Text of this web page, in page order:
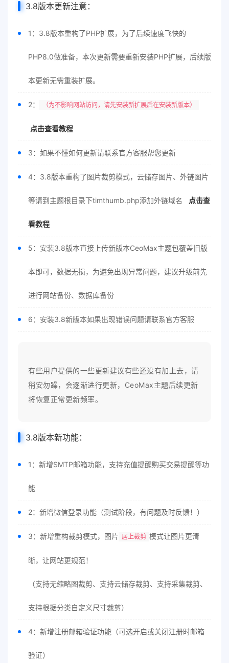
3.8版本更新注意：
1：3.8版本重构了PHP扩展，为了后续速度飞快的
PHP8.0做准备，本次更新需要重新安装PHP扩展，后续版
本更新无需重装扩展。
2： （为不影响网站访问，请先安装新扩展后在安装新版本）
点击查看教程
3：如果不懂如何更新请联系官方客服帮您更新
4：3.8版本重构了图片裁剪模式，云储存图片、外链图片
等请到主题根目录下timthumb.php添加外链域名 点击查
看教程
5：安装3.8版本直接上传新版本CeoMax主题包覆盖旧版
本即可，数据无损，为避免出现异常问题，建议升级前先
进行网站备份、数据库备份
6：安装3.8新版本如果出现错误问题请联系官方客服
有些用户提供的一些更新建议有些还没有加上去，请
稍安勿躁，会逐渐进行更新，CeoMax主题后续更新
将恢复正常更新频率。
3.8版本新功能：
1：新增SMTP邮箱功能，支持充值提醒购买交易提醒等功
能
2：新增微信登录功能（测试阶段，有问题及时反馈！）
3：新增重构裁剪模式，图片 居上裁剪 模式让图片更清
晰，让网站更规范！
（支持无缩略图裁剪、支持云储存裁剪、支持采集裁剪、
支持根据分类自定义尺寸裁剪）
4：新增注册邮箱验证功能（可选开启或关闭注册时邮箱
验证）